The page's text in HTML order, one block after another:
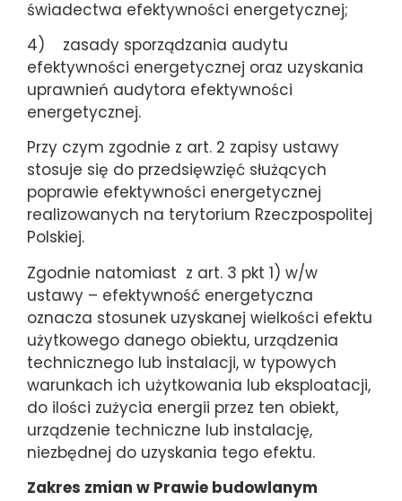
świadectwa efektywności energetycznej;
4) zasady sporządzania audytu
efektywności energetycznej oraz uzyskania
uprawnień audytora efektywności
energetycznej.
Przy czym zgodnie z art. 2 zapisy ustawy
stosuje się do przedsięwzięć służących
poprawie efektywności energetycznej
realizowanych na terytorium Rzeczpospolitej
Polskiej.
Zgodnie natomiast z art. 3 pkt 1) w/w
ustawy – efektywność energetyczna
oznacza stosunek uzyskanej wielkości efektu
użytkowego danego obiektu, urządzenia
technicznego lub instalacji, w typowych
warunkach ich użytkowania lub eksploatacji,
do ilości zużycia energii przez ten obiekt,
urządzenie techniczne lub instalację,
niezbędnej do uzyskania tego efektu.
Zakres zmian w Prawie budowlanym